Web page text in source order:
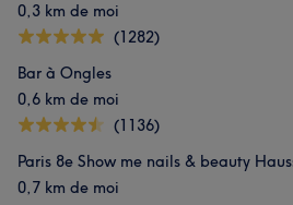
0,3 km de moi
(1282)
Bar à Ongles
0,6 km de moi
(1136)
0,7 km de moi